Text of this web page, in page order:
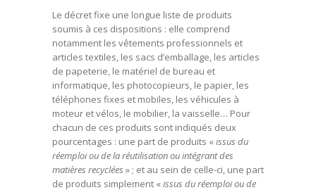
Le décret fixe une longue liste de produits
soumis à ces dispositions : elle comprend
notamment les vêtements professionnels et
articles textiles, les sacs d’emballage, les articles
de papeterie, le matériel de bureau et
informatique, les photocopieurs, le papier, les
téléphones fixes et mobiles, les véhicules à
moteur et vélos, le mobilier, la vaisselle… Pour
chacun de ces produits sont indiqués deux
pourcentages : une part de produits « issus du
réemploi ou de la réutilisation ou intégrant des
matières recyclées » ; et au sein de celle-ci, une part
de produits simplement « issus du réemploi ou de